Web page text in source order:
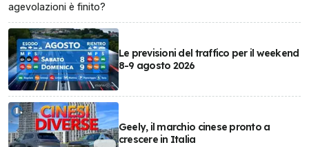
agevolazioni è finito?
Le previsioni del traffico per il weekend
8-9 agosto 2026
Geely, il marchio cinese pronto a
crescere in Italia